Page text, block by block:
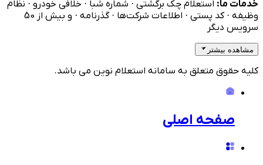
خدمات ما: استعلام چک برگشتی · شماره شبا · خلافی خودرو · نظام
وظیفه · کد پستی · اطلاعات شرکت‌ها · گذرنامه · و بیش از 50
سرویس دیگر
مشاهده بیشتر
کلیه حقوق متعلق به سامانه استعلام نوین می باشد.
صفحه اصلی